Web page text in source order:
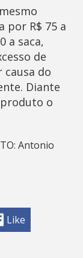
por R$ 75 a
a saca,
de
do
Diante
o
Antonio
Like